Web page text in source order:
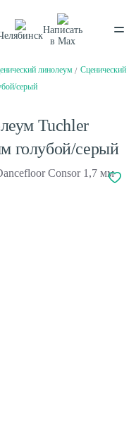
Написать
в Max
Декоративная
Высокая
линолеум
Сценический
серый
Tuchler
голубой/серый